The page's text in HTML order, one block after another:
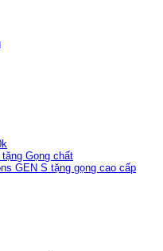
Gọng chất
GEN S tặng gọng cao cấp